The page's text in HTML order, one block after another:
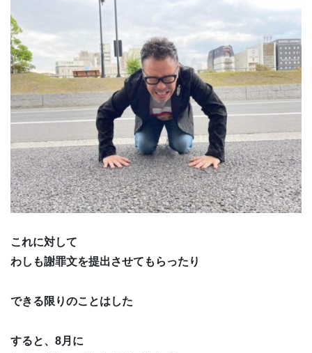
これに対して
わしも謝罪文を提出させてもらったり
できる限りのことはした
すると、8月に